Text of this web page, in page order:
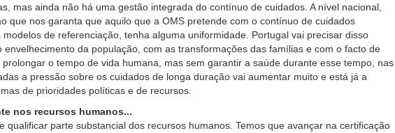
mas ainda não há uma gestão integrada do contínuo de cuidados. A nível nacional,
que nos garanta que aquilo que a OMS pretende com o contínuo de cuidados
modelos de referenciação, tenha alguma uniformidade. Portugal vai precisar disso
envelhecimento da população, com as transformações das famílias e com o facto de
o tempo de vida humana, mas sem garantir a saúde durante esse tempo, nas
a pressão sobre os cuidados de longa duração vai aumentar muito e está já a
de prioridades políticas e de recursos.
nos recursos humanos...
qualificar parte substancial dos recursos humanos. Temos que avançar na certificação